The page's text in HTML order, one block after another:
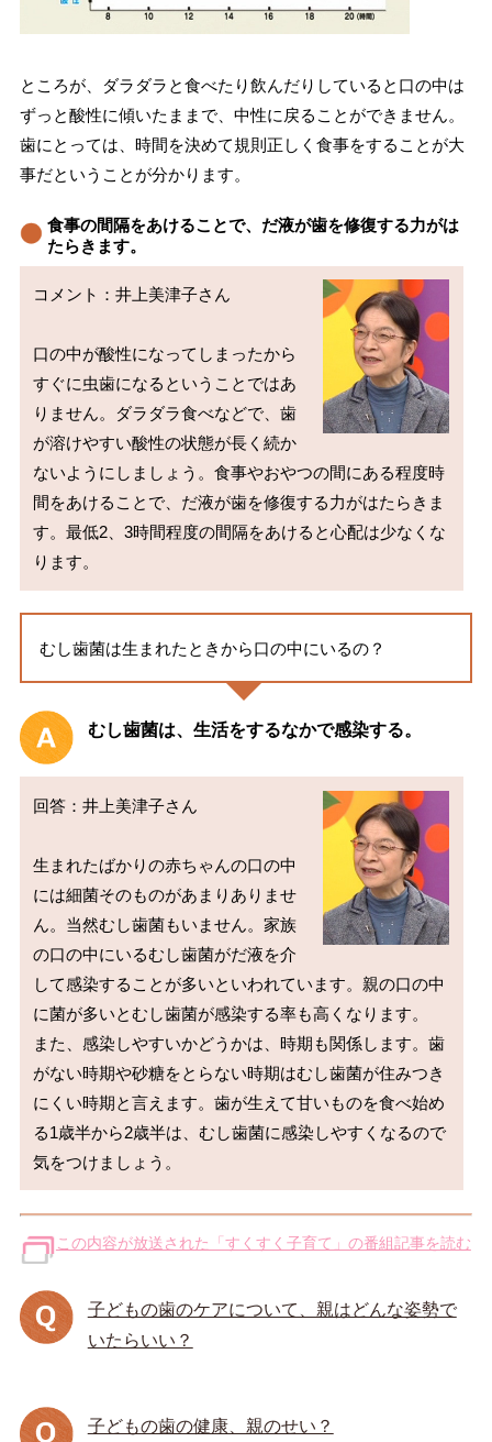
ところが、ダラダラと食べたり飲んだりしていると口の中は
ずっと酸性に傾いたままで、中性に戻ることができません。
歯にとっては、時間を決めて規則正しく食事をすることが大
事だということが分かります。
食事の間隔をあけることで、だ液が歯を修復する力がは
たらきます。
コメント：井上美津子さん
口の中が酸性になってしまったから
すぐに虫歯になるということではあ
りません。ダラダラ食べなどで、歯
が溶けやすい酸性の状態が長く続か
ないようにしましょう。食事やおやつの間にある程度時
間をあけることで、だ液が歯を修復する力がはたらきま
す。最低2、3時間程度の間隔をあけると心配は少なくな
むし歯菌は生まれたときから口の中にいるの？
むし歯菌は、生活をするなかで感染する。
回答：井上美津子さん
生まれたばかりの赤ちゃんの口の中
には細菌そのものがあまりありませ
ん。当然むし歯菌もいません。家族
の口の中にいるむし歯菌がだ液を介
して感染することが多いといわれています。親の口の中
に菌が多いとむし歯菌が感染する率も高くなります。
また、感染しやすいかどうかは、時期も関係します。歯
がない時期や砂糖をとらない時期はむし歯菌が住みつき
にくい時期と言えます。歯が生えて甘いものを食べ始め
る1歳半から2歳半は、むし歯菌に感染しやすくなるので
この内容が放送された「すくすく子育て」の番組記事を読む
子どもの歯のケアについて、親はどんな姿勢で
いたらいい？
子どもの歯の健康、親のせい？